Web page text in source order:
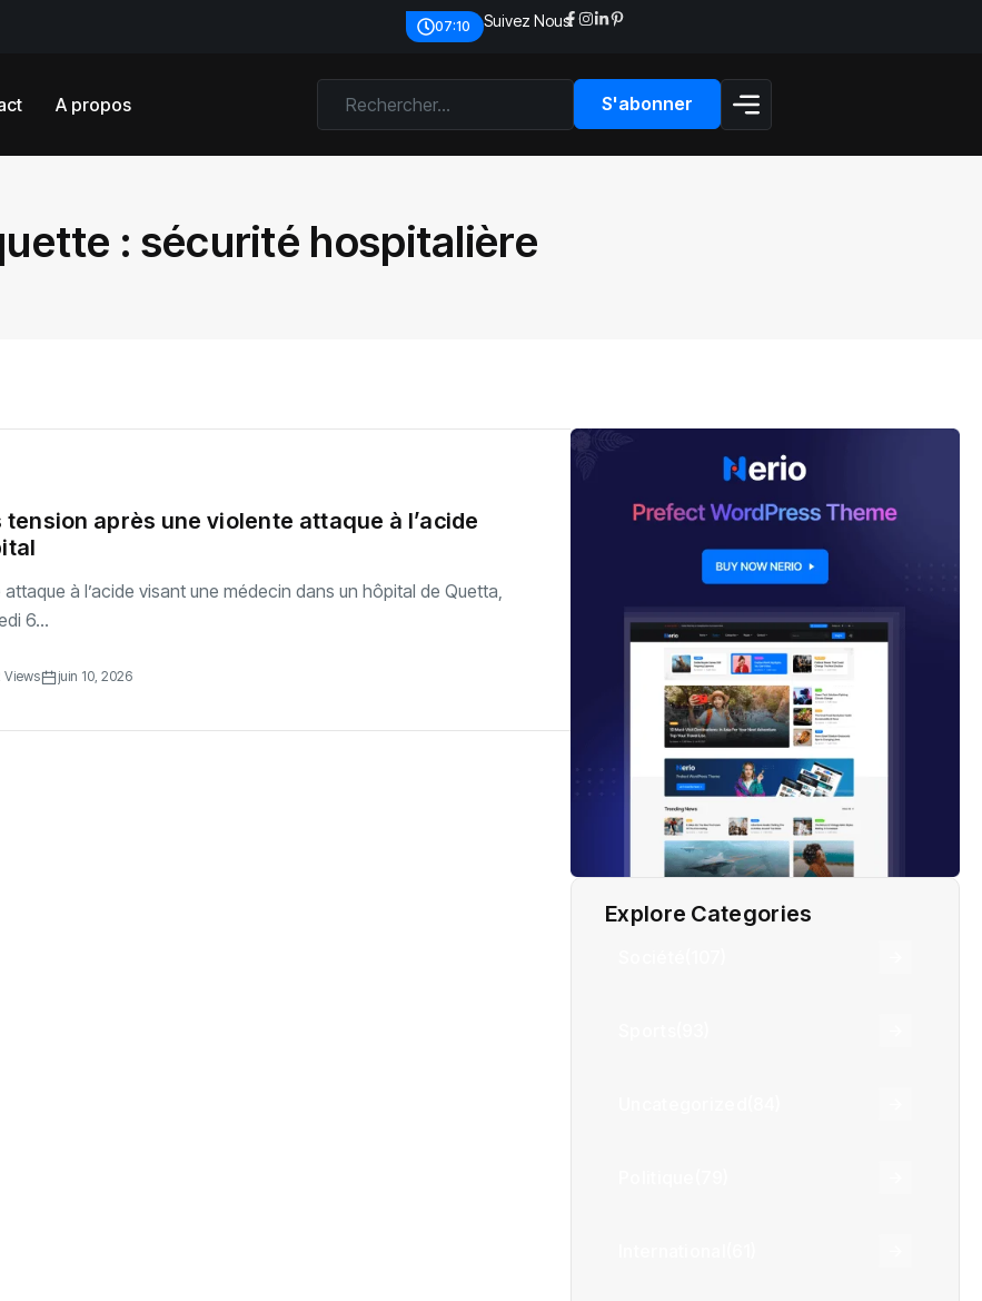
07:10 Suivez Nous:
A propos S'abonner
: sécurité hospitalière
tension après une violente attaque à l’acide
attaque à l’acide visant une médecin dans un hôpital de Quetta,
6...
Views juin 10, 2026
Explore Categories